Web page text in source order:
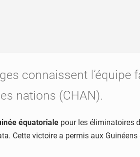
connaissent
nations (CHAN).
équatoriale pour les éliminatoires
Cette victoire a permis aux